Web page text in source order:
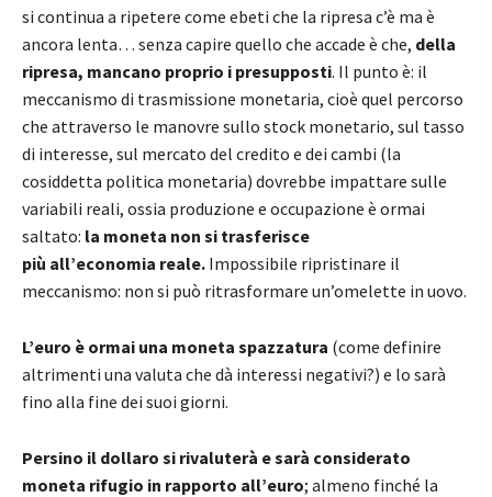
si continua a ripetere come ebeti che la ripresa c’è ma è
ancora lenta… senza capire quello che accade è che, della
ripresa, mancano proprio i presupposti. Il punto è: il
meccanismo di trasmissione monetaria, cioè quel percorso
che attraverso le manovre sullo stock monetario, sul tasso
di interesse, sul mercato del credito e dei cambi (la
cosiddetta politica monetaria) dovrebbe impattare sulle
variabili reali, ossia produzione e occupazione è ormai
saltato: la moneta non si trasferisce
più all’economia reale. Impossibile ripristinare il
meccanismo: non si può ritrasformare un’omelette in uovo.
L’euro è ormai una moneta spazzatura (come definire
altrimenti una valuta che dà interessi negativi?) e lo sarà
fino alla fine dei suoi giorni.
Persino il dollaro si rivaluterà e sarà considerato
moneta rifugio in rapporto all’euro; almeno finché la